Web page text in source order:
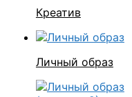
Креатив
Личный образ